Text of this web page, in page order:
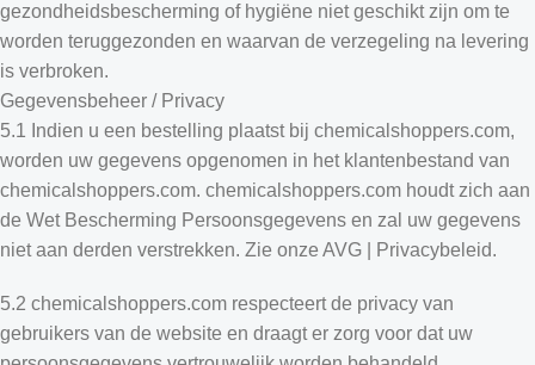
gezondheidsbescherming of hygiëne niet geschikt zijn om te
worden teruggezonden en waarvan de verzegeling na levering
is verbroken.
Gegevensbeheer / Privacy
5.1 Indien u een bestelling plaatst bij chemicalshoppers.com,
worden uw gegevens opgenomen in het klantenbestand van
chemicalshoppers.com. chemicalshoppers.com houdt zich aan
de Wet Bescherming Persoonsgegevens en zal uw gegevens
niet aan derden verstrekken. Zie onze AVG | Privacybeleid.
5.2 chemicalshoppers.com respecteert de privacy van
gebruikers van de website en draagt ​​er zorg voor dat uw